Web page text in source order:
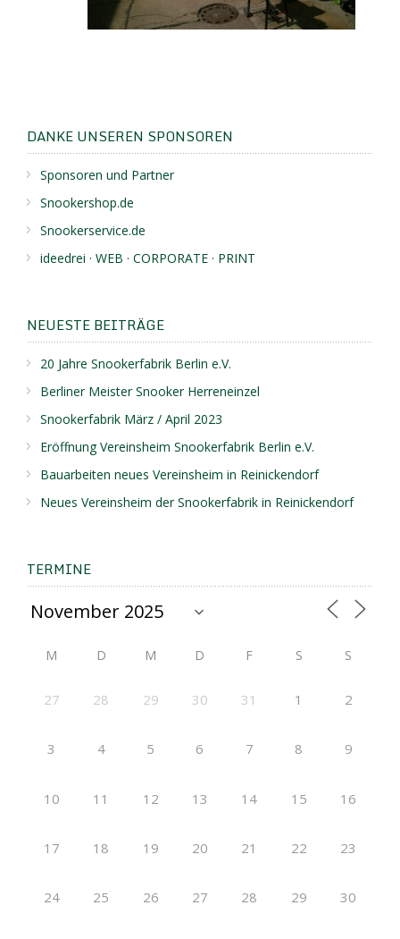
DANKE UNSEREN SPONSOREN
Sponsoren und Partner
Snookershop.de
Snookerservice.de
ideedrei · WEB · CORPORATE · PRINT
NEUESTE BEITRÄGE
20 Jahre Snookerfabrik Berlin e.V.
Berliner Meister Snooker Herreneinzel
Snookerfabrik März / April 2023
Eröffnung Vereinsheim Snookerfabrik Berlin e.V.
Bauarbeiten neues Vereinsheim in Reinickendorf
Neues Vereinsheim der Snookerfabrik in Reinickendorf
TERMINE
M D M D F S S
27 28 29 30 31 1 2
3 4 5 6 7 8 9
10 11 12 13 14 15 16
17 18 19 20 21 22 23
24 25 26 27 28 29 30